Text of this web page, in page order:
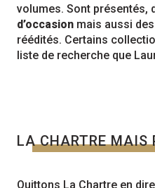
volumes. Sont présentés,
d’occasion mais aussi des
réédités. Certains
liste de recherche que
LA CHARTRE MAIS
Quittons La Chartre en